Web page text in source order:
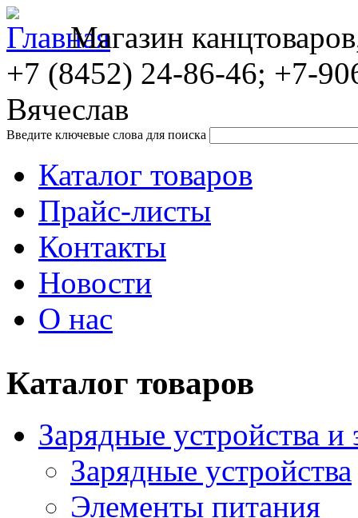
Магазин
+7 (8452) 24-86-46; +7-
Вячеслав
Введите ключевые слова для поиска
Каталог товаров
Прайс-листы
Контакты
Новости
О нас
Каталог товаров
Зарядные устройства
Зарядные устройства
Элементы питания